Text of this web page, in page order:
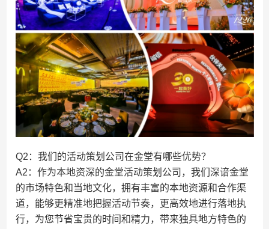
Q2：我们的活动策划公司在金堂有哪些优势？
A2：作为本地资深的金堂活动策划公司，我们深谙金堂
的市场特色和当地文化，拥有丰富的本地资源和合作渠
道，能够更精准地把握活动节奏，更高效地进行落地执
行，为您节省宝贵的时间和精力，带来独具地方特色的